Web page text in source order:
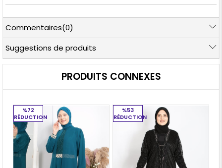
Commentaires(0)
Suggestions de produits
PRODUITS CONNEXES
%72
RÉDUCTION
%53
RÉDUCTION